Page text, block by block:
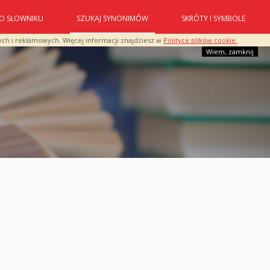
i reklamowych. Więcej informacji znajdziesz w Polityce plików cookie.
Wiem, zamknij
O SŁOWNIKU SZUKAJ SYNONIMÓW SKRÓTY I SYMBOLE